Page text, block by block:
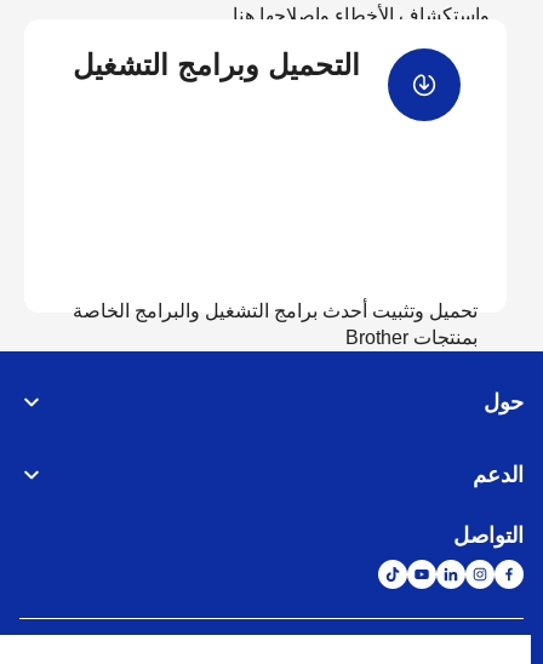
واستكشاف الأخطاء وإصلاحها هنا
عرض الأسئلة المتداولة
التحميل وبرامج التشغيل
تحميل وتثبيت أحدث برامج التشغيل والبرامج الخاصة
بمنتجات Brother
حول
الدعم
التواصل